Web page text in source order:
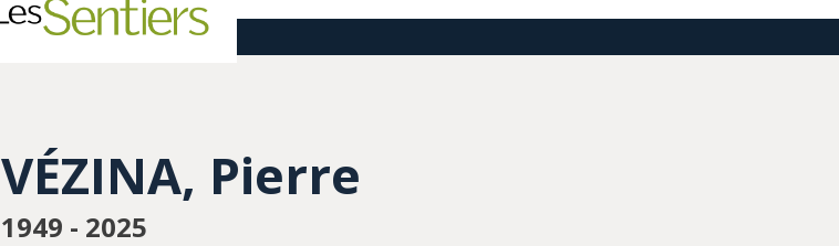
VÉZINA, Pierre
1949 - 2025